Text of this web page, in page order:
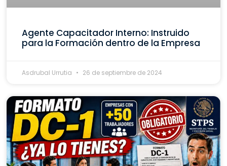
Agente Capacitador Interno: Instruido
para la Formación dentro de la Empresa
Asdrubal Urrutia 26 de septiembre de 2024